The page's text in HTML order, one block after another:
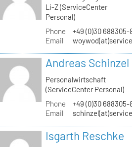
Li-Z (ServiceCenter
Personal)
Phone
+49 (0)30 688305-
Email
Andreas Schinzel
Personalwirtschaft
(ServiceCenter Personal)
Phone
+49 (0)30 688305-
Email
Isgarth Reschke